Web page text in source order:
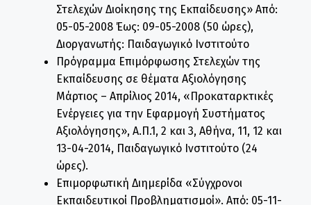
Στελεχών Διοίκησης της Εκπαίδευσης» Από:
05-05-2008 Έως: 09-05-2008 (50 ώρες),
Διοργανωτής: Παιδαγωγικό Ινστιτούτο
Πρόγραμμα Επιμόρφωσης Στελεχών της
Εκπαίδευσης σε θέματα Αξιολόγησης
Μάρτιος – Απρίλιος 2014, «Προκαταρκτικές
Ενέργειες για την Εφαρμογή Συστήματος
Αξιολόγησης», Α.Π.1, 2 και 3, Αθήνα, 11, 12 και
13-04-2014, Παιδαγωγικό Ινστιτούτο (24
ώρες).
Επιμορφωτική Διημερίδα «Σύγχρονοι
Εκπαιδευτικοί Προβληματισμοί». Από: 05-11-